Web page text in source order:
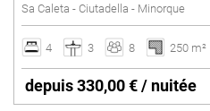
Sa Caleta - Ciutadella - Minorque
4 3 8 250 m²
depuis 330,00 € / nuitée